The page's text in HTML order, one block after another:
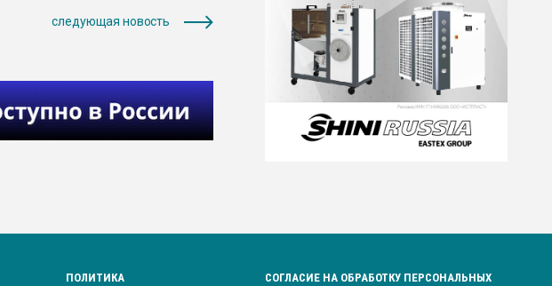
следующая новость
ПОЛИТИКА
СОГЛАСИЕ НА ОБРАБОТКУ ПЕРСОНАЛЬНЫХ